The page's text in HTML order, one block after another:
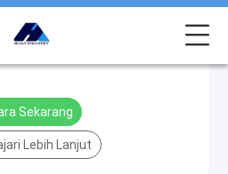
Circular Wire Rope Isolator Shock
Sekarang
Lebih Lanjut